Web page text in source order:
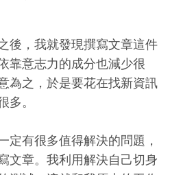
後，我就發現撰寫文章這件
靠意志力的成分也減少很
為之，於是要花在找新資訊
多。
定有很多值得解決的問題，
文章。我利用解決自己切身